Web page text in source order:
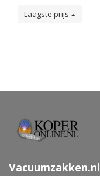
Laagste prijs
Vacuumzakken.nl